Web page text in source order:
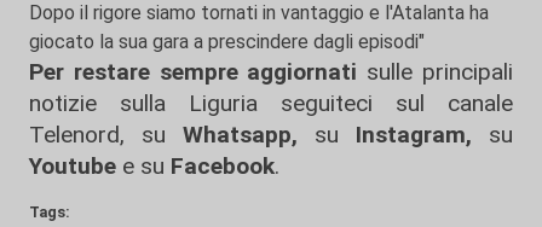
Dopo il rigore siamo tornati in vantaggio e l'Atalanta ha
giocato la sua gara a prescindere dagli episodi"
Per restare sempre aggiornati sulle principali
notizie sulla Liguria seguiteci sul canale
Telenord, su
Whatsapp, su Instagram, su
Youtube e su Facebook.
Tags: